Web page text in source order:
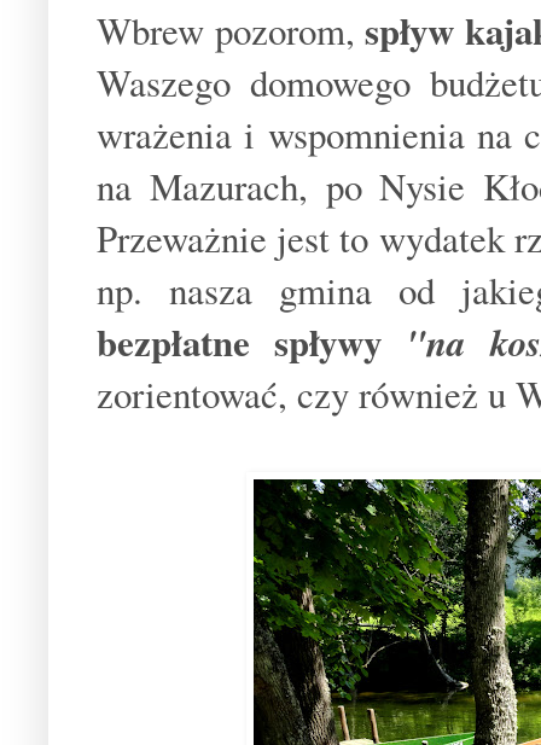
Wbrew pozorom,spływ
Waszego domowego
wrażenia i wspomnienia na
na Mazurach, po Nysie
Przeważnie jest to wydatek
np. nasza gmina od
bezpłatne spływy "na
zorientować, czy również u